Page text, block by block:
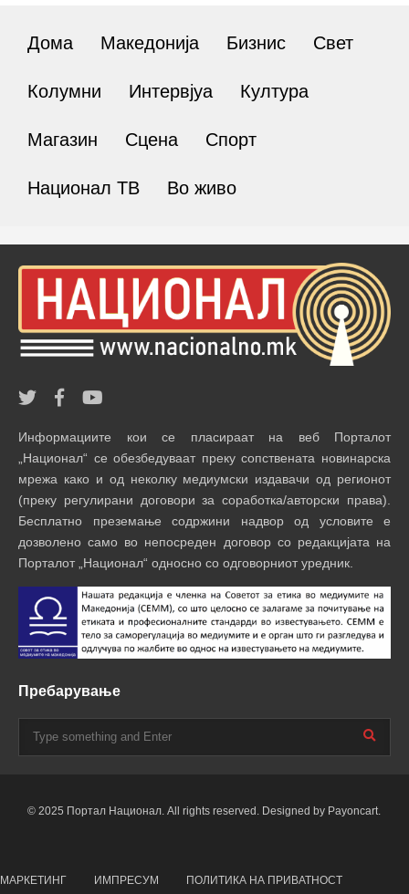
Дома Македонија Бизнис Свет
Колумни Интервјуа Култура
Магазин Сцена Спорт
Национал ТВ Во живо
Информациите кои се пласираат на веб Порталот
„Национал“ се обезбедуваат преку сопствената новинарска
мрежа како и од неколку медиумски издавачи од регионот
(преку регулирани договори за соработка/авторски права).
Бесплатно преземање содржини надвор од условите е
дозволено само во непосреден договор со редакцијата на
Порталот „Национал“ односно со одговорниот уредник.
Пребарување
© 2025 Портал Национал. All rights reserved. Designed by Payoncart.
МАРКЕТИНГ ИМПРЕСУМ ПОЛИТИКА НА ПРИВАТНОСТ